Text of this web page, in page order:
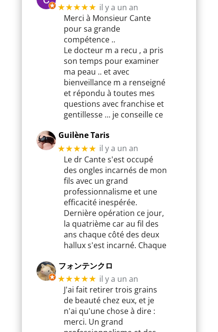
★★★★★ il y a un an
Merci à Monsieur Cante
pour sa grande
compétence ..
Le docteur m a recu , a pris
son temps pour examiner
ma peau .. et avec
bienveillance m a renseigné
et répondu à toutes mes
questions avec franchise et
gentillesse ... je conseille ce
Guilène Taris
★★★★★ il y a un an
Le dr Cante s'est occupé
des ongles incarnés de mon
fils avec un grand
professionnalisme et une
efficacité inespérée.
Dernière opération ce jour,
la quatrième car au fil des
ans chaque côté des deux
hallux s'est incarné. Chaque
フォンテンクロ
★★★★★ il y a un an
J'ai fait retirer trois grains
de beauté chez eux, et je
n'ai qu'une chose à dire :
merci. Un grand